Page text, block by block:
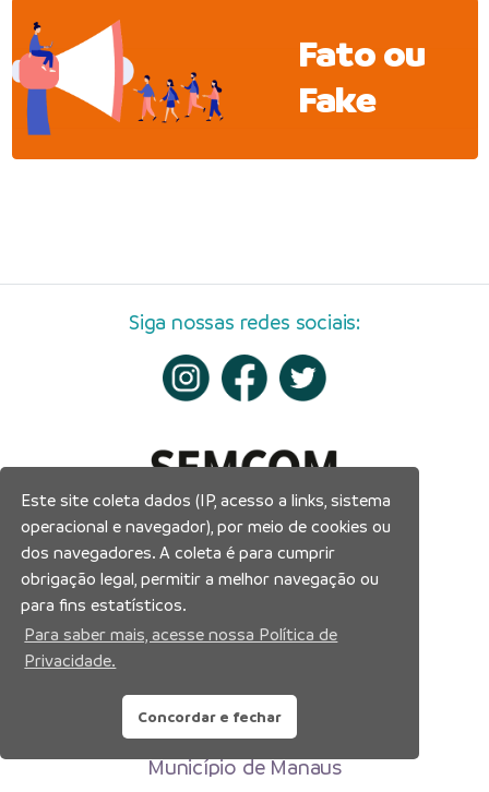
Fato ou
Fake
Siga nossas redes sociais:
Prefeitura Municipal de Manaus
Município de Manaus
Este site coleta dados (IP, acesso a links, sistema
operacional e navegador), por meio de cookies ou
dos navegadores. A coleta é para cumprir
obrigação legal, permitir a melhor navegação ou
para fins estatísticos.
Para saber mais, acesse nossa Política de
Privacidade.
Concordar e fechar